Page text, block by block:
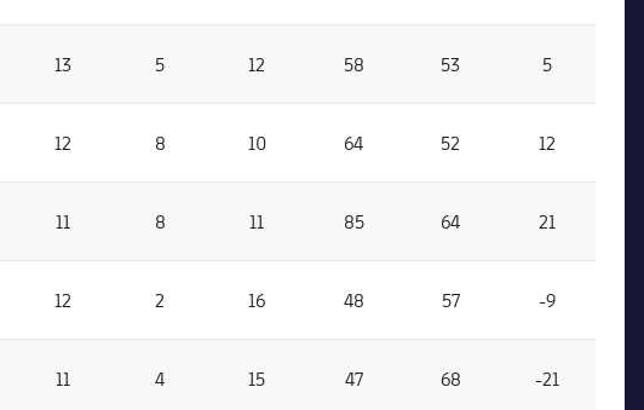
13 5 12 58 53 5
12 8 10 64 52 12
11 8 11 85 64 21
12 2 16 48 57 -9
11 4 15 47 68 -21